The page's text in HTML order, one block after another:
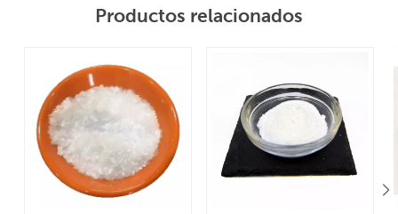
Productos relacionados